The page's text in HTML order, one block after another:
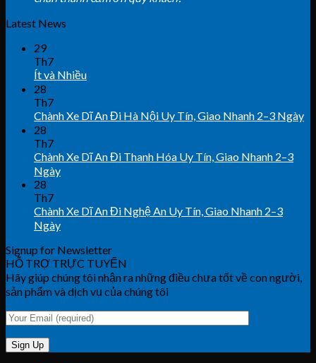
Latest News
29
Th7
Ít và Nhiều
28
Th7
Chành Xe Dĩ An Đi Hà Nội Uy Tín, Giao Nhanh 2–3 Ngày
28
Th7
Chành Xe Dĩ An Đi Thanh Hóa Uy Tín, Giao Nhanh 2–3
Ngày
28
Th7
Chành Xe Dĩ An Đi Nghệ An Uy Tín, Giao Nhanh 2–3
Ngày
Signup for Newsletter
HỖ TRỢ TRỰC TUYẾN
Hãy giúp chúng tôi nhận ra những điều chưa tốt về con người,
sản phẩm và dịch vụ của chúng tôi